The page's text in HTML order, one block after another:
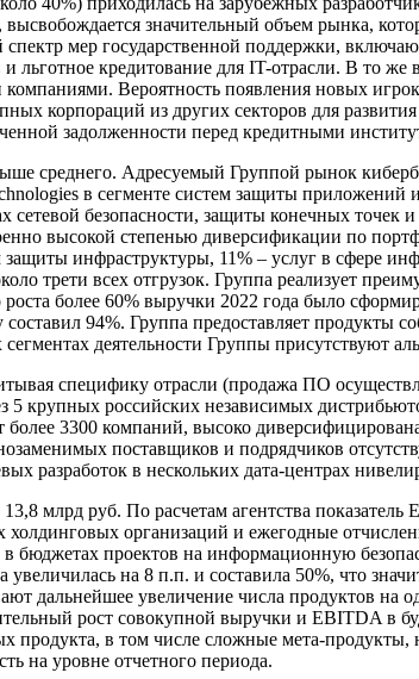
значительный объем рынка,
мер государственной поддержки,
кредитование для IT-отрасли. В то
Вероятность появления новых
корпораций из других секторов для
задолженности перед кредитными
среднего. Адресуемый Группой рынок
в сегменте систем защиты приложений
сетевой безопасности, защиты конечных
высокой степенью диверсификации по
инфраструктуры, 11% – услуг в сфере
трети всех отгрузок. Группа реализует
более 60% выручки 2022 года было
94%. Группа предоставляет продукты
деятельности Группы присутствуют
специфику отрасли (продажа ПО
5 крупных российских независимых
более 3300 компаний, высоко
поставщиков и подрядчиков
разработок в нескольких дата-центрах
млрд руб. По расчетам агентства
организаций и ежегодные
бюджетах проектов на информационную
на 8 п.п. и составила 50%, что
дальнейшее увеличение числа продуктов на
рост совокупной выручки и EBITDA в
в том числе сложные мета-продукты,
на уровне отчетного периода.